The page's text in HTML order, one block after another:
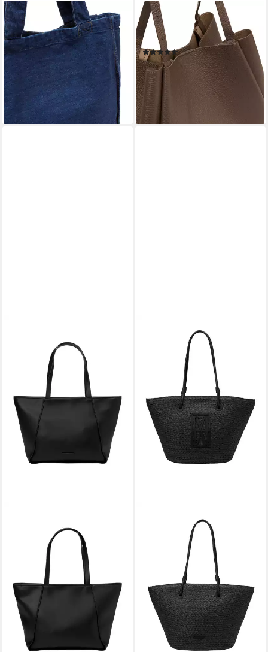
MARC O'POLO DENIM
Shopper made with Orange
Fiber
79,95 €
lieferbar - in 2-3 Werktagen bei dir
MARC O'POLO
Shopper aus genarbtem
Rindleder
(3)
199,90 € UVP 249,90 €
-20%
lieferbar - in 4-5 Werktagen bei dir